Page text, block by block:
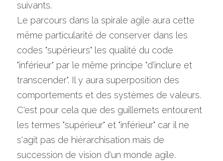
suivants.
Le parcours dans la spirale agile aura cette
même particularité de conserver dans les
codes "supérieurs" les qualité du code
"inférieur" par le même principe "d'inclure et
transcender". Il y aura superposition des
comportements et des systèmes de valeurs.
C'est pour cela que des guillemets entourent
les termes "supérieur" et "inférieur" car il ne
s'agit pas de hiérarchisation mais de
succession de vision d'un monde agile.